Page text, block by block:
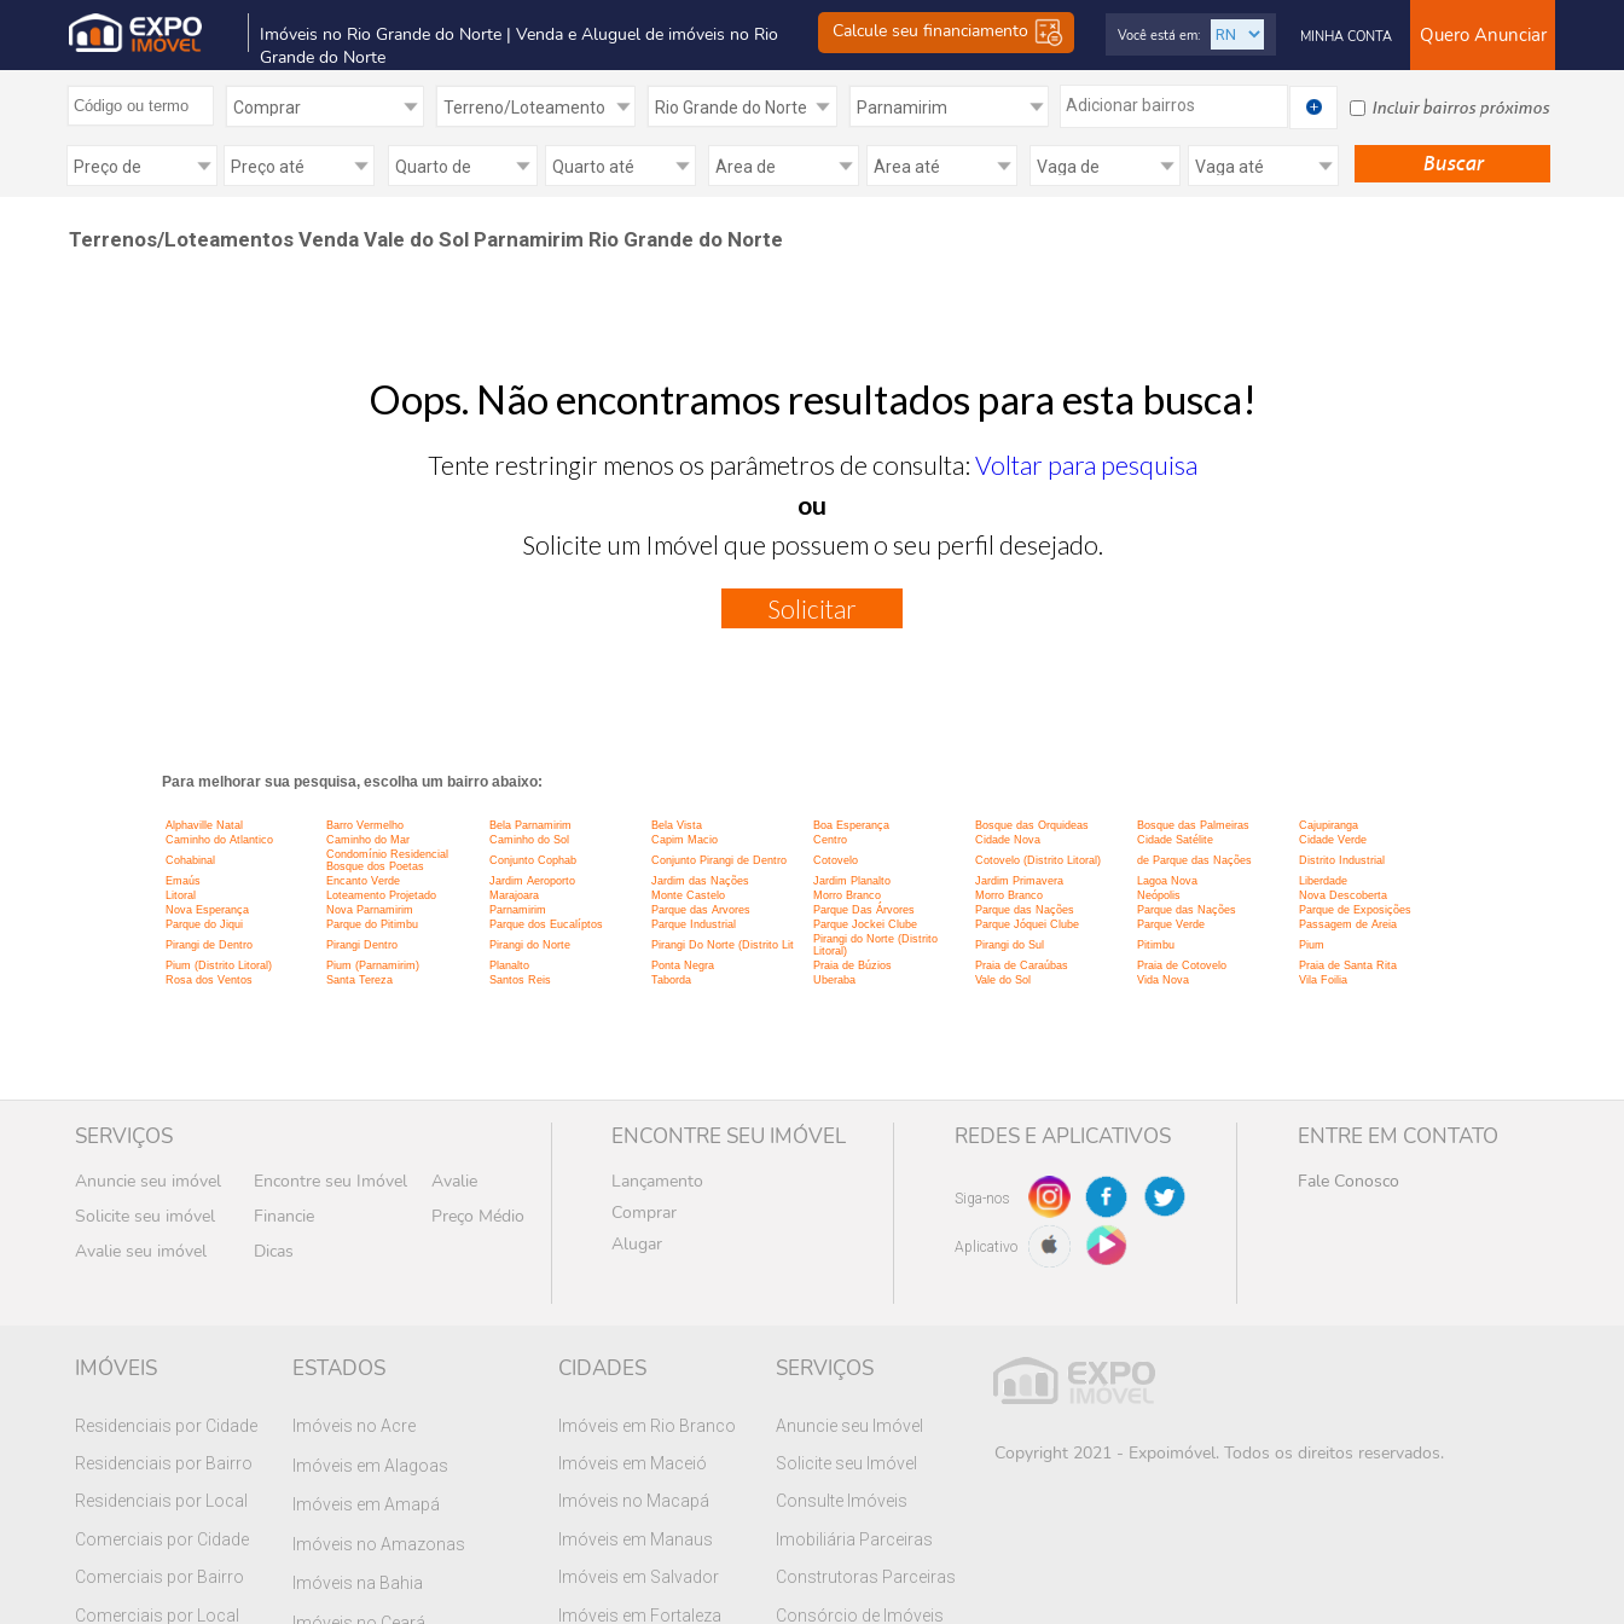
Imóveis no Rio Grande do Norte | Venda e Aluguel de imóveis no Rio
Grande do Norte
Calcule seu financiamento Quero Anunciar
MINHA CONTA
Você está em:
Adicionar bairros Incluir bairros próximos
Terrenos/Loteamentos Venda Vale do Sol Parnamirim Rio Grande do Norte
Oops. Não encontramos resultados para esta busca!
Tente restringir menos os parâmetros de consulta: Voltar para pesquisa
ou
Solicite um Imóvel que possuem o seu perfil desejado.
Solicitar
Para melhorar sua pesquisa, escolha um bairro abaixo:
Alphaville Natal Barro Vermelho Bela Parnamirim Bela Vista Boa Esperança Bosque das Orquideas Bosque das Palmeiras
Cajupiranga
Caminho do Atlantico
Caminho do Mar Caminho do Sol Capim Macio Centro Cidade Nova Cidade Satélite
Cidade Verde
Cohabinal
Condomínio Residencial
Bosque dos Poetas
Conjunto Cophab Conjunto Pirangi de Dentro Cotovelo Cotovelo (Distrito Litoral) de Parque das Nações
Distrito Industrial
Emaús
Encanto Verde Jardim Aeroporto Jardim das Nações Jardim Planalto Jardim Primavera Lagoa Nova
Liberdade
Litoral
Loteamento Projetado Marajoara Monte Castelo Morro Branco Morro Branco Neópolis
Nova Descoberta
Nova Esperança
Nova Parnamirim Parnamirim Parque das Arvores Parque Das Árvores Parque das Nações Parque das Nações
Parque de Exposições
Parque do Jiqui
Parque do Pitimbu Parque dos Eucalíptos Parque Industrial Parque Jockei Clube Parque Jóquei Clube Parque Verde
Passagem de Areia
Pirangi de Dentro
Pirangi Dentro Pirangi do Norte Pirangi Do Norte (Distrito Lit
Pirangi do Norte (Distrito
Litoral)
Pirangi do Sul Pitimbu
Pium
Pium (Distrito Litoral)
Pium (Parnamirim) Planalto Ponta Negra Praia de Búzios Praia de Caraúbas Praia de Cotovelo
Praia de Santa Rita
Rosa dos Ventos
Santa Tereza Santos Reis Taborda Uberaba Vale do Sol Vida Nova Vila Foilia
SERVIÇOS
Anuncie seu imóvel Encontre seu Imóvel
Avalie
Solicite seu imóvel
Financie
Preço Médio
Avalie seu imóvel
Dicas
ENCONTRE SEU IMÓVEL
Lançamento
Comprar
Alugar
REDES E APLICATIVOS
Siga-nos
Aplicativo
ENTRE EM CONTATO
Fale Conosco
IMÓVEIS
Residenciais por Cidade
Residenciais por Bairro
Residenciais por Local
Comerciais por Cidade
Comerciais por Bairro
Comerciais por Local
ESTADOS
Imóveis no Acre
Imóveis em Alagoas
Imóveis em Amapá
Imóveis no Amazonas
Imóveis na Bahia
CIDADES
Imóveis em Rio Branco
Imóveis em Maceió
Imóveis no Macapá
Imóveis em Manaus
Imóveis em Salvador
Imóveis em Fortaleza
SERVIÇOS
Anuncie seu Imóvel
Solicite seu Imóvel
Consulte Imóveis
Imobiliária Parceiras
Construtoras Parceiras
Consórcio de Imóveis
Copyright 2021 - Expoimóvel. Todos os direitos reservados.